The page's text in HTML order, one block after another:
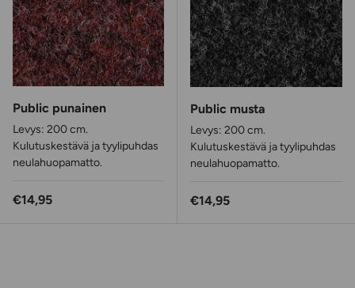
Public punainen
Levys: 200 cm.
Kulutuskestävä ja tyylipuhdas
neulahuopamatto.
Normaalihinta
€14,95
Public musta
Levys: 200 cm.
Kulutuskestävä ja tyylipuhdas
neulahuopamatto.
Normaalihinta
€14,95